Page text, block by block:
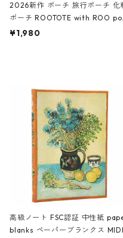
2026新作 ポーチ 旅行ポーチ 化
ポーチ ROOTOTE with ROO
ch 3532 ルートート WR.ポーチ.
¥1,980
高級ノート FSC認証 中性紙
blanks ペーパーブランクス MIDI